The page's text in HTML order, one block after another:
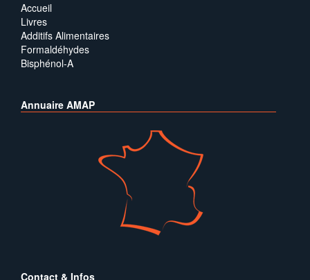
Accueil
Livres
Additifs Alimentaires
Formaldéhydes
Bisphénol-A
Annuaire AMAP
Contact & Infos